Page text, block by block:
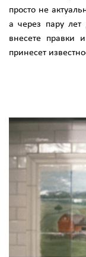
просто не
а через пару лет
внесете правки
принесет